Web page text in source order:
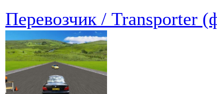
Перевозчик / Transporter